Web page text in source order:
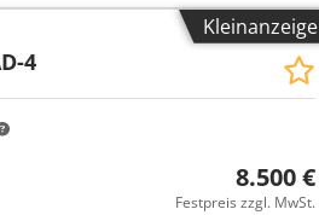
ℹ️ 0 Ausgaben ⚠️ 📌
ausgetauscht, daher sind die 200
📄 Want to see the full
is commonly used when looking
✔ Thorough inspection by
✔ Secure and flexible payment
and resources for all equipment
Kleinanzeige
4
8.500 €
Festpreis zzgl. MwSt.